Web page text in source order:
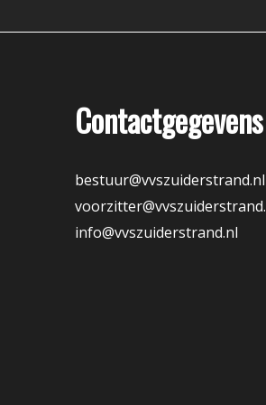
Contactgegevens
bestuur@vvszuiderstrand.nl
info@vvszuiderstrand.nl